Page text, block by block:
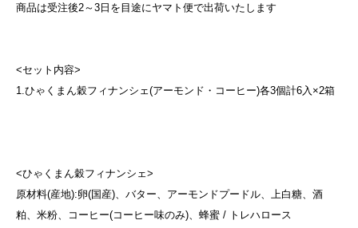
商品は受注後2～3日を目途にヤマト便で出荷いたします
<セット内容>
1.ひゃくまん穀フィナンシェ(アーモンド・コーヒー)各3個計6入×2箱
<ひゃくまん穀フィナンシェ>
原材料(産地):卵(国産)、バター、アーモンドプードル、上白糖、酒
粕、米粉、コーヒー(コーヒー味のみ)、蜂蜜 / トレハロース